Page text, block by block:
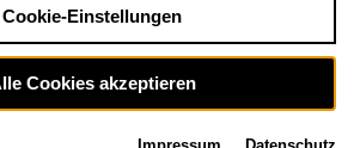
Cookie-Einstellungen
Cookies akzeptieren